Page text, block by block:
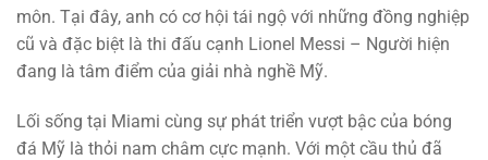
môn. Tại đây, anh có cơ hội tái ngộ với những đồng nghiệp
cũ và đặc biệt là thi đấu cạnh Lionel Messi – Người hiện
đang là tâm điểm của giải nhà nghề Mỹ.
Lối sống tại Miami cùng sự phát triển vượt bậc của bóng
đá Mỹ là thỏi nam châm cực mạnh. Với một cầu thủ đã